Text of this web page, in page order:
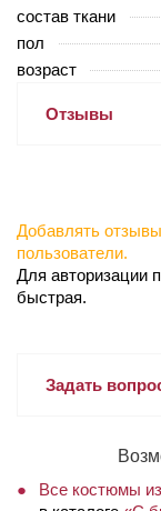
состав ткани
пол
возраст
Отзывы
Добавлять
пользователи.
Для авторизации
быстрая.
Задать
Все костюмы